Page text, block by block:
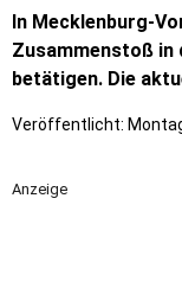
In Mecklenburg-
Zusammenstoß in
betätigen. Die
Veröffentlicht:
Anzeige